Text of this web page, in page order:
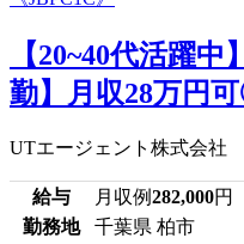
【20~40代活躍
勤】月収28万円
UTエージェント株式会社
給与 月収例282,000円
勤務地
千葉県 柏市